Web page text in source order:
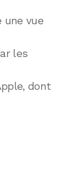
une vue
les
dont